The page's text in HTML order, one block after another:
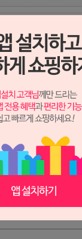
password
자동입력방지 프로그램